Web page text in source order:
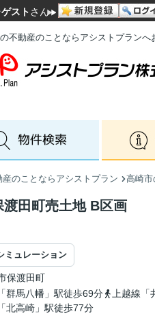
ゲスト さん
不動産のことならアシストプランへ
のことならアシストプラン 高崎市
渡田町売土地 B区画
ミュレーション
保渡田町
群馬八幡」駅徒歩69分
上越線
北高崎」駅徒歩77分